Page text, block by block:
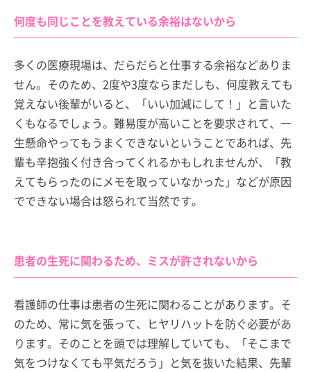
何度も同じことを教えている余裕はないから
多くの医療現場は、だらだらと仕事する余裕などありま
せん。そのため、2度や3度ならまだしも、何度教えても
覚えない後輩がいると、「いい加減にして！」と言いた
くもなるでしょう。難易度が高いことを要求されて、一
生懸命やってもうまくできないということであれば、先
輩も辛抱強く付き合ってくれるかもしれませんが、「教
えてもらったのにメモを取っていなかった」などが原因
でできない場合は怒られて当然です。
患者の生死に関わるため、ミスが許されないから
看護師の仕事は患者の生死に関わることがあります。そ
のため、常に気を張って、ヒヤリハットを防ぐ必要があ
ります。そのことを頭では理解していても、「そこまで
気をつけなくても平気だろう」と気を抜いた結果、先輩